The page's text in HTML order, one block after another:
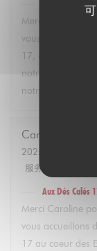
Aux Dés Calés
Merci Martin
vous accueillons
17, où vous
notre terrasse et
notre bistro à
Caroline
2025-02-21
-
服务
Aux Dés Calés
Merci Caroline
vous accueillons
17 au coeur des